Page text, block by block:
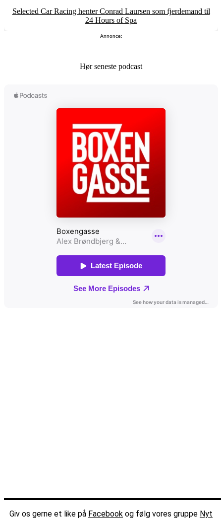
Selected Car Racing henter Conrad Laursen som fjerdemand til
24 Hours of Spa
Annonce:
Hør seneste podcast
Giv os gerne et like på Facebook og følg vores gruppe Nyt